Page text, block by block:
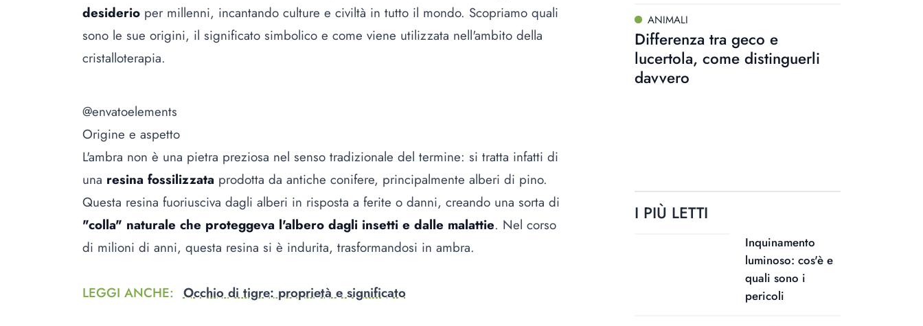
desiderio per millenni, incantando culture e civiltà in tutto il mondo. Scopriamo quali
sono le sue origini, il significato simbolico e come viene utilizzata nell'ambito della
cristalloterapia.
@envatoelements
Origine e aspetto
L'ambra non è una pietra preziosa nel senso tradizionale del termine: si tratta infatti di
una resina fossilizzata prodotta da antiche conifere, principalmente alberi di pino.
Questa resina fuoriusciva dagli alberi in risposta a ferite o danni, creando una sorta di
"colla" naturale che proteggeva l'albero dagli insetti e dalle malattie. Nel corso
di milioni di anni, questa resina si è indurita, trasformandosi in ambra.
LEGGI ANCHE: Occhio di tigre: proprietà e significato
ANIMALI
Differenza tra geco e
lucertola, come distinguerli
davvero
I PIÙ LETTI
Inquinamento
luminoso: cos'è e
quali sono i
pericoli